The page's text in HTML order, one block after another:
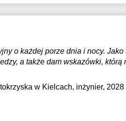
o każdej porze dnia i nocy.
a także dam wskazówki, którą
w Kielcach, inżynier, 2028